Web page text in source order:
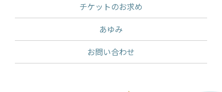
チケットのお求め
あゆみ
お問い合わせ